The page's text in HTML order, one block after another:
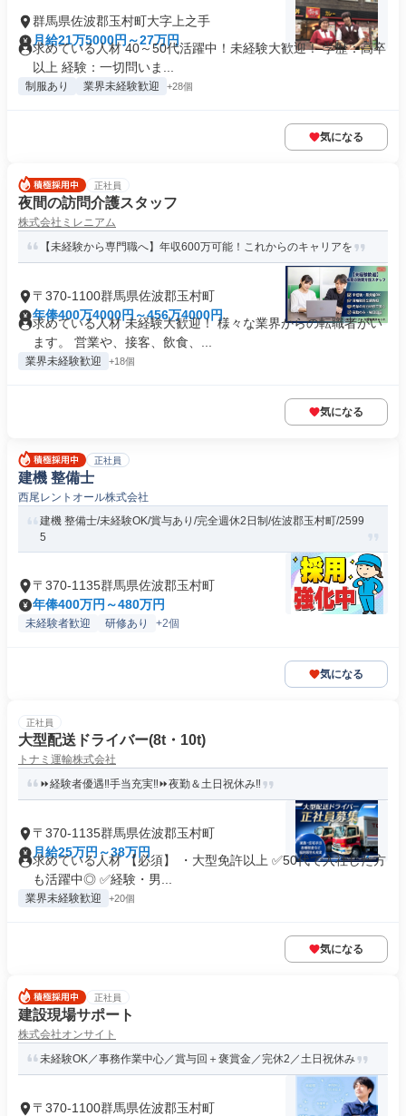
群馬県佐波郡玉村町大字上之手
月給21万5000円～27万円
求めている人材 40～50代活躍中！未経験大歓迎！ 学歴：高卒
以上 経験：一切問いま...
制服あり 業界未経験歓迎 +28個
気になる
正社員
夜間の訪問介護スタッフ
株式会社ミレニアム
【未経験から専門職へ】年収600万可能！これからのキャリアを
〒370-1100群馬県佐波郡玉村町
年俸400万4000円～456万4000円
求めている人材 未経験大歓迎！ 様々な業界からの転職者がい
ます。 営業や、接客、飲食、...
業界未経験歓迎 +18個
気になる
正社員
建機 整備士
西尾レントオール株式会社
建機 整備士/未経験OK/賞与あり/完全週休2日制/佐波郡玉村町/2599
5
〒370-1135群馬県佐波郡玉村町
年俸400万円～480万円
未経験者歓迎 研修あり +2個
気になる
正社員
大型配送ドライバー(8t・10t)
トナミ運輸株式会社
⏩経験者優遇‼手当充実‼⏩夜勤＆土日祝休み‼
〒370-1135群馬県佐波郡玉村町
月給25万円～38万円
求めている人材 【必須】 ・大型免許以上 ✅50代で入社した方
も活躍中◎ ✅経験・男...
業界未経験歓迎 +20個
気になる
正社員
建設現場サポート
株式会社オンサイト
未経験OK／事務作業中心／賞与回＋褒賞金／完休2／土日祝休み
〒370-1100群馬県佐波郡玉村町